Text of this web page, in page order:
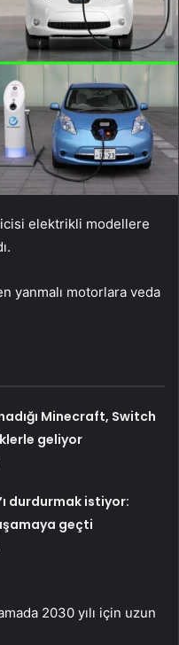
elektrikli modellere
yanmalı motorlara veda
Minecraft, Switch
geliyor
durdurmak istiyor:
geçti
2030 yılı için uzun